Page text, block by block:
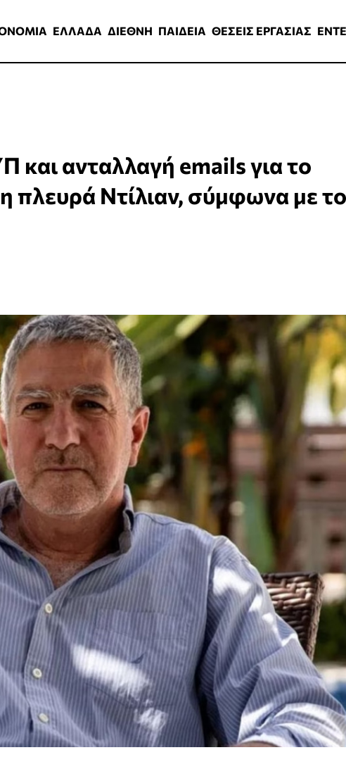
ΕΛΛΑΔΑ ΔΙΕΘΝΗ ΠΑΙΔΕΙΑ ΘΕΣΕΙΣ ΕΡΓΑΣΙΑΣ
και ανταλλαγή emails για το
πλευρά Ντίλιαν, σύμφωνα με το